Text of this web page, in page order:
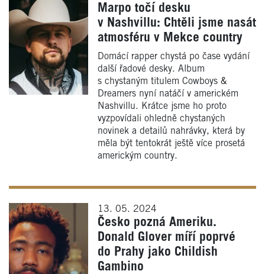
Marpo točí desku
v Nashvillu: Chtěli jsme nasát
atmosféru v Mekce country
Domácí rapper chystá po čase vydání
další řadové desky. Album
s chystaným titulem Cowboys &
Dreamers nyní natáčí v americkém
Nashvillu. Krátce jsme ho proto
vyzpovídali ohledně chystaných
novinek a detailů nahrávky, která by
měla být tentokrát ještě více prosetá
americkým country.
13. 05. 2024
Česko pozná Ameriku.
Donald Glover míří poprvé
do Prahy jako Childish
Gambino